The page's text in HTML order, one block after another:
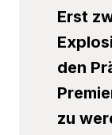
Erst
den
zu